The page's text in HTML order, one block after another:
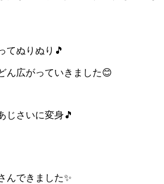
てぬりぬり🎵
ん広がっていきました😊
じさいに変身🎵
んできました✨